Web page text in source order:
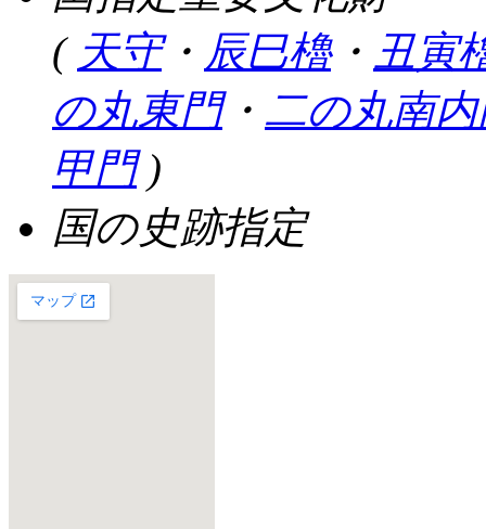
( 天守・ 辰巳櫓・ 丑寅
の丸東門・ 二の丸南
甲門)
国の史跡指定